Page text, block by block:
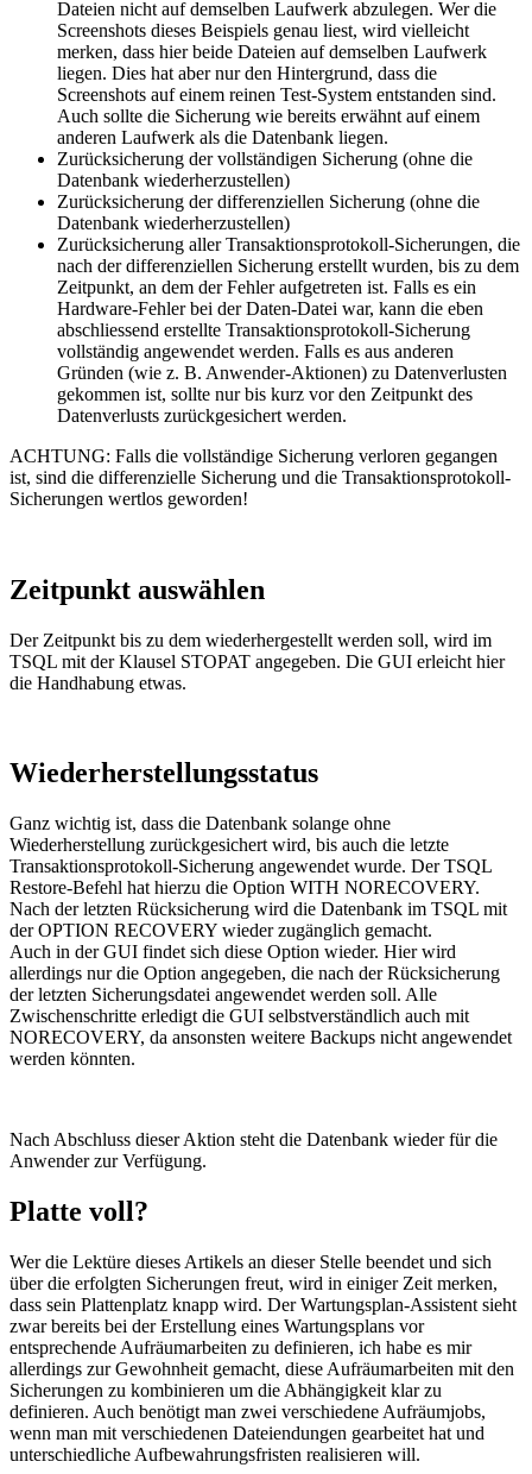
Dateien nicht auf demselben Laufwerk abzulegen. Wer die
Screenshots dieses Beispiels genau liest, wird vielleicht
merken, dass hier beide Dateien auf demselben Laufwerk
liegen. Dies hat aber nur den Hintergrund, dass die
Screenshots auf einem reinen Test-System entstanden sind.
Auch sollte die Sicherung wie bereits erwähnt auf einem
anderen Laufwerk als die Datenbank liegen.
Zurücksicherung der vollständigen Sicherung (ohne die
Datenbank wiederherzustellen)
Zurücksicherung der differenziellen Sicherung (ohne die
Datenbank wiederherzustellen)
Zurücksicherung aller Transaktionsprotokoll-Sicherungen, die
nach der differenziellen Sicherung erstellt wurden, bis zu dem
Zeitpunkt, an dem der Fehler aufgetreten ist. Falls es ein
Hardware-Fehler bei der Daten-Datei war, kann die eben
abschliessend erstellte Transaktionsprotokoll-Sicherung
vollständig angewendet werden. Falls es aus anderen
Gründen (wie z. B. Anwender-Aktionen) zu Datenverlusten
gekommen ist, sollte nur bis kurz vor den Zeitpunkt des
Datenverlusts zurückgesichert werden.
ACHTUNG: Falls die vollständige Sicherung verloren gegangen
ist, sind die differenzielle Sicherung und die Transaktionsprotokoll-
Sicherungen wertlos geworden!
Zeitpunkt auswählen
Der Zeitpunkt bis zu dem wiederhergestellt werden soll, wird im
TSQL mit der Klausel STOPAT angegeben. Die GUI erleicht hier
die Handhabung etwas.
Wiederherstellungsstatus
Ganz wichtig ist, dass die Datenbank solange ohne
Wiederherstellung zurückgesichert wird, bis auch die letzte
Transaktionsprotokoll-Sicherung angewendet wurde. Der TSQL
Restore-Befehl hat hierzu die Option WITH NORECOVERY.
Nach der letzten Rücksicherung wird die Datenbank im TSQL mit
der OPTION RECOVERY wieder zugänglich gemacht.
Auch in der GUI findet sich diese Option wieder. Hier wird
allerdings nur die Option angegeben, die nach der Rücksicherung
der letzten Sicherungsdatei angewendet werden soll. Alle
Zwischenschritte erledigt die GUI selbstverständlich auch mit
NORECOVERY, da ansonsten weitere Backups nicht angewendet
werden könnten.
Nach Abschluss dieser Aktion steht die Datenbank wieder für die
Anwender zur Verfügung.
Platte voll?
Wer die Lektüre dieses Artikels an dieser Stelle beendet und sich
über die erfolgten Sicherungen freut, wird in einiger Zeit merken,
dass sein Plattenplatz knapp wird. Der Wartungsplan-Assistent sieht
zwar bereits bei der Erstellung eines Wartungsplans vor
entsprechende Aufräumarbeiten zu definieren, ich habe es mir
allerdings zur Gewohnheit gemacht, diese Aufräumarbeiten mit den
Sicherungen zu kombinieren um die Abhängigkeit klar zu
definieren. Auch benötigt man zwei verschiedene Aufräumjobs,
wenn man mit verschiedenen Dateiendungen gearbeitet hat und
unterschiedliche Aufbewahrungsfristen realisieren will.